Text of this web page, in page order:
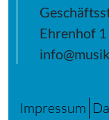
Ehrenhof
Impressum